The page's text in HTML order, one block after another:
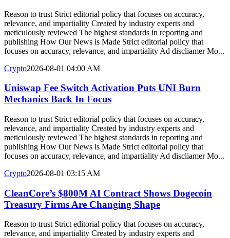
Reason to trust Strict editorial policy that focuses on accuracy,
relevance, and impartiality Created by industry experts and
meticulously reviewed The highest standards in reporting and
publishing How Our News is Made Strict editorial policy that
focuses on accuracy, relevance, and impartiality Ad discliamer Mo...
Crypto2026-08-01 04:00 AM
Uniswap Fee Switch Activation Puts UNI Burn
Mechanics Back In Focus
Reason to trust Strict editorial policy that focuses on accuracy,
relevance, and impartiality Created by industry experts and
meticulously reviewed The highest standards in reporting and
publishing How Our News is Made Strict editorial policy that
focuses on accuracy, relevance, and impartiality Ad discliamer Mo...
Crypto2026-08-01 03:15 AM
CleanCore’s $800M AI Contract Shows Dogecoin
Treasury Firms Are Changing Shape
Reason to trust Strict editorial policy that focuses on accuracy,
relevance, and impartiality Created by industry experts and